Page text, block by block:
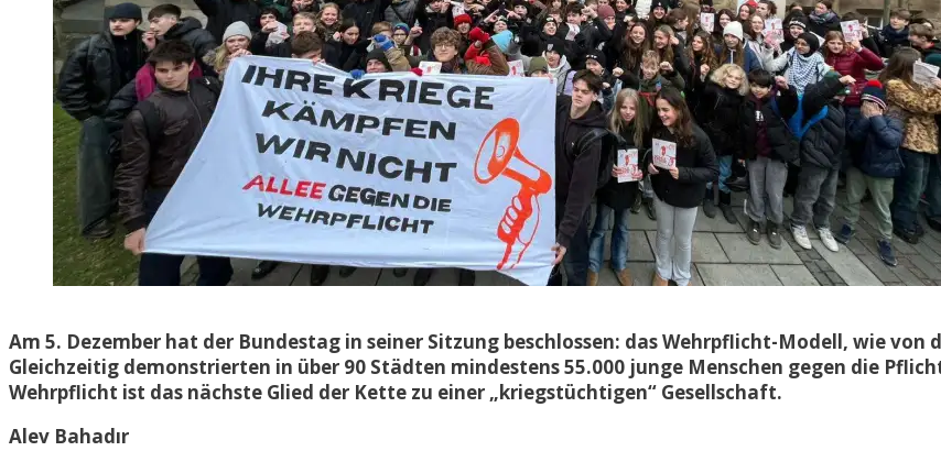
Am 5. Dezember hat der Bundestag in seiner Sitzung beschlossen: das Wehrpflicht-Modell, wie
Gleichzeitig demonstrierten in über 90 Städten mindestens 55.000 junge Menschen gegen die
Wehrpflicht ist das nächste Glied der Kette zu einer „kriegstüchtigen“ Gesellschaft.
Alev Bahadır